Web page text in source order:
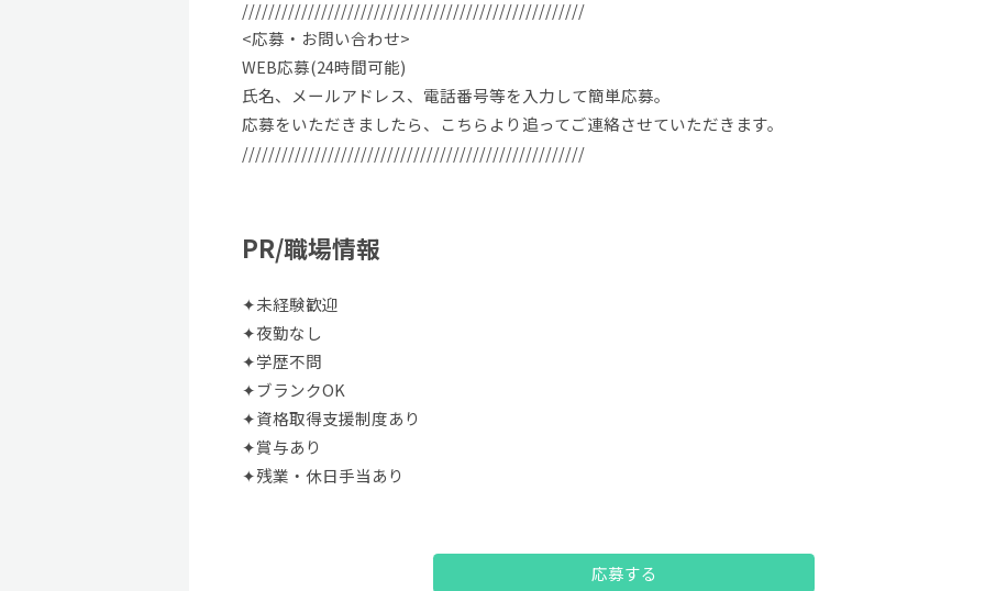
////////////////////////////////////////////////////
<応募・お問い合わせ>
WEB応募(24時間可能)
氏名、メールアドレス、電話番号等を入力して簡単応募。
応募をいただきましたら、こちらより追ってご連絡させていただきます。
////////////////////////////////////////////////////
PR/職場情報
✦未経験歓迎
✦夜勤なし
✦学歴不問
✦ブランクOK
✦資格取得支援制度あり
✦賞与あり
✦残業・休日手当あり
応募する